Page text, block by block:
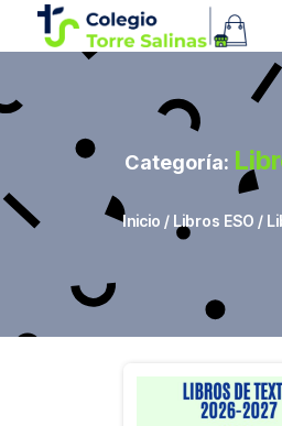
Categoría:
Inicio / Libros ESO /